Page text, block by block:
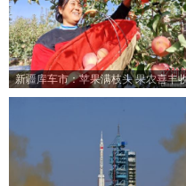
新疆库车市：苹果满枝头 果农喜丰